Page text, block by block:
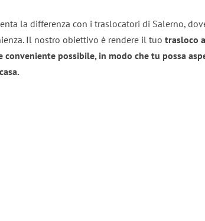
la differenza con i traslocatori di Salerno,
Il nostro obiettivo è rendere il tuo trasloco
conveniente possibile, in modo che tu possa